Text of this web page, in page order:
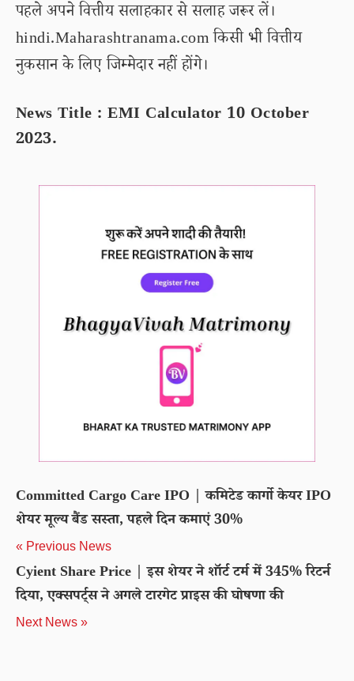
पहले अपने वित्तीय सलाहकार से सलाह जरूर लें।
hindi.Maharashtranama.com किसी भी वित्तीय
नुकसान के लिए जिम्मेदार नहीं होंगे।
News Title : EMI Calculator 10 October
2023.
Committed Cargo Care IPO | कमिटेड कार्गो केयर IPO
शेयर मूल्य बैंड सस्ता, पहले दिन कमाएं 30%
« Previous News
Cyient Share Price | इस शेयर ने शॉर्ट टर्म में 345% रिटर्न
दिया, एक्सपर्ट्स ने अगले टारगेट प्राइस की घोषणा की
Next News »